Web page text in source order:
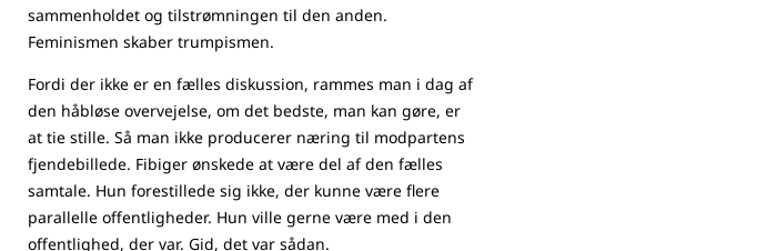
sammenholdet og tilstrømningen til den anden.
Feminismen skaber trumpismen.
Fordi der ikke er en fælles diskussion, rammes man i dag af
den håbløse overvejelse, om det bedste, man kan gøre, er
at tie stille. Så man ikke producerer næring til modpartens
fjendebillede. Fibiger ønskede at være del af den fælles
samtale. Hun forestillede sig ikke, der kunne være flere
parallelle offentligheder. Hun ville gerne være med i den
offentlighed, der var. Gid, det var sådan.